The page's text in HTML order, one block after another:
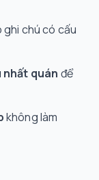
ghi chú có cấu
nhất quán để
không làm